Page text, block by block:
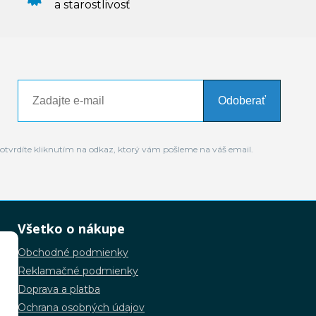
a starostlivosť
Odoberať
kliknutím na odkaz, ktorý vám pošleme na váš email.
Všetko o nákupe
Obchodné podmienky
Reklamačné podmienky
Doprava a platba
Ochrana osobných údajov